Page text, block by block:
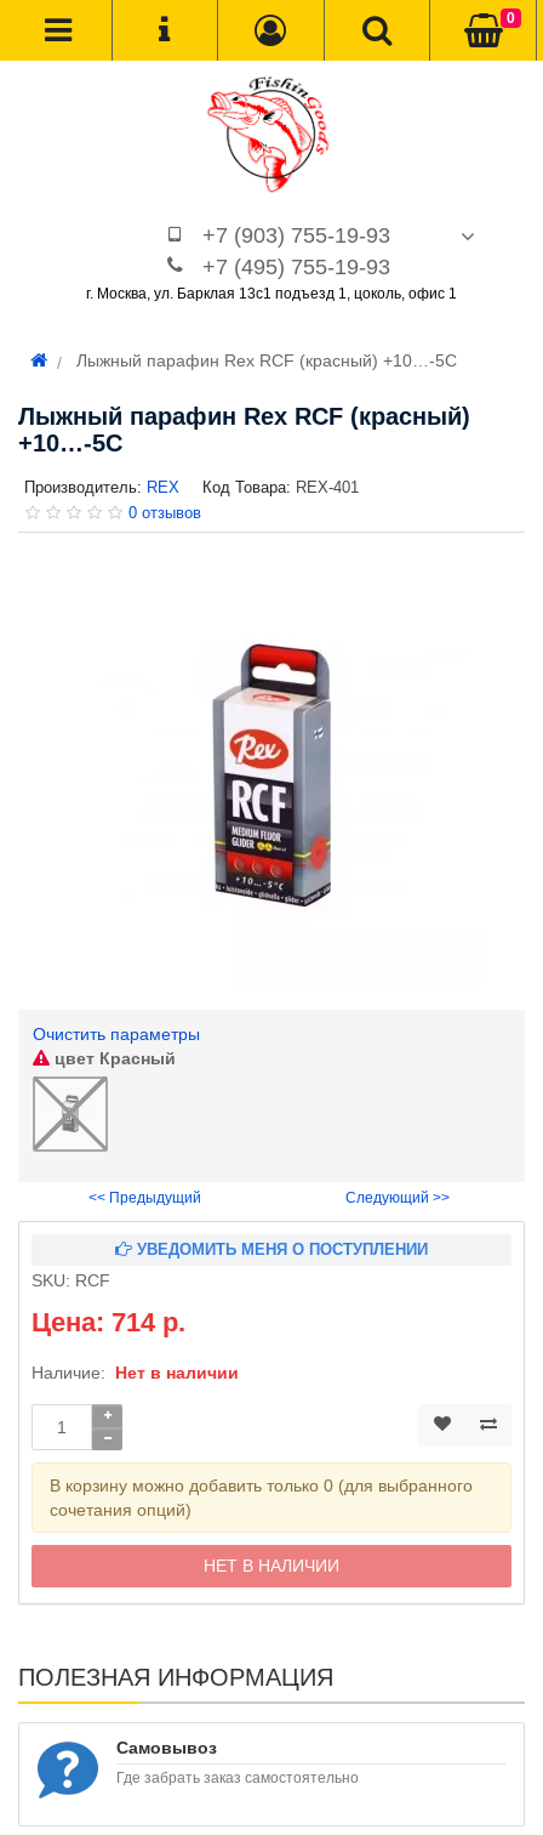
+7 (903) 755-19-93
+7 (495) 755-19-93
г. Москва, ул. Барклая 13с1 подъезд 1, цоколь, офис 1
0
Лыжный парафин Rex RCF (красный) +10…-5C
Лыжный парафин Rex RCF (красный)
+10…-5C
Производитель: REX Код Товара: REX-401
0 отзывов
Очистить параметры
цвет Красный
<< Предыдущий Следующий >>
УВЕДОМИТЬ МЕНЯ О ПОСТУПЛЕНИИ
SKU: RCF
Цена: 714 р.
Наличие: Нет в наличии
В корзину можно добавить только 0 (для выбранного
сочетания опций)
НЕТ В НАЛИЧИИ
ПОЛЕЗНАЯ ИНФОРМАЦИЯ
Самовывоз
Где забрать заказ самостоятельно